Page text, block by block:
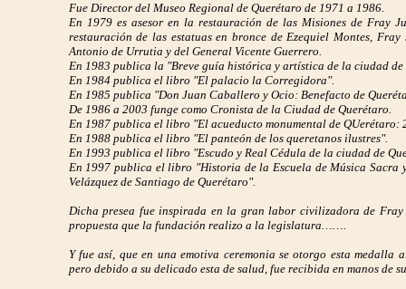
Fue Director del Museo Regional de Querétaro de 1971 a 1986.
En 1979 es asesor en la restauración de las Misiones de Fray
restauración de las estatuas en bronce de Ezequiel Montes,
Antonio de Urrutia y del General Vicente Guerrero.
En 1983 publica la "Breve guía histórica y artística de la ciudad
En 1984 publica el libro "El palacio la Corregidora".
En 1985 publica "Don Juan Caballero y Ocio: Benefacto de
De 1986 a 2003 funge como Cronista de la Ciudad de Querétaro.
En 1987 publica el libro "El acueducto monumental de QUerétaro:
En 1988 publica el libro "El panteón de los queretanos ilustres".
En 1993 publica el libro "Escudo y Real Cédula de la ciudad de
En 1997 publica el libro "Historia de la Escuela de Música Sacra
Velázquez de Santiago de Querétaro".
Dicha presea fue inspirada en la gran labor civilizadora de Fray
propuesta que la fundación realizo a la legislatura…….
Y fue así, que en una emotiva ceremonia se otorgo esta
pero debido a su delicado esta de salud, fue recibida en manos de